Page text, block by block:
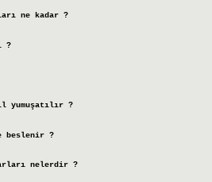
ne kadar ?
?
yumuşatılır ?
beslenir ?
nelerdir ?